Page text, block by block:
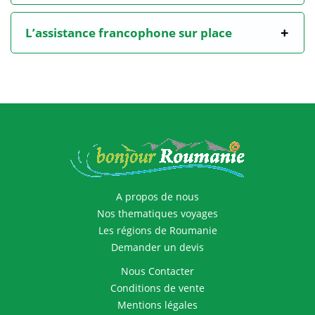
L’assistance francophone sur place
A propos de nous
Nos thematiques voyages
Les régions de Roumanie
Demander un devis
Nous Contacter
Conditions de vente
Mentions légales